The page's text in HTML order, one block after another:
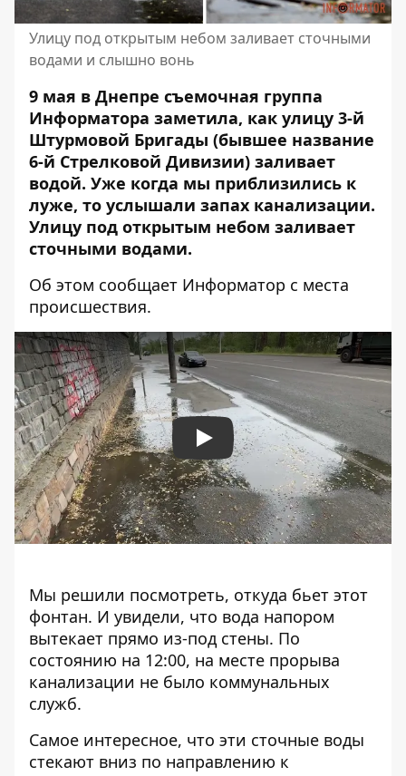
Улицу под открытым небом заливает сточными
водами и слышно вонь
9 мая в Днепре съемочная группа
Информатора заметила, как улицу 3-й
Штурмовой Бригады (бывшее название
6-й Стрелковой Дивизии) заливает
водой. Уже когда мы приблизились к
луже, то услышали запах канализации.
Улицу под открытым небом заливает
сточными водами.
Об этом сообщает Информатор с места
происшествия.
Play
Мы решили посмотреть, откуда бьет этот
фонтан. И увидели, что вода напором
вытекает прямо из-под стены. По
состоянию на 12:00, на месте прорыва
канализации не было коммунальных
служб.
Самое интересное, что эти сточные воды
стекают вниз по направлению к